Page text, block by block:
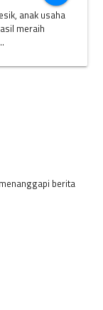
anak usaha
meraih
berita